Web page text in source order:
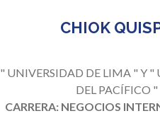
CHIOK
" UNIVERSIDAD DE LIMA " Y "
DEL PACÍFICO "
CARRERA: NEGOCIOS